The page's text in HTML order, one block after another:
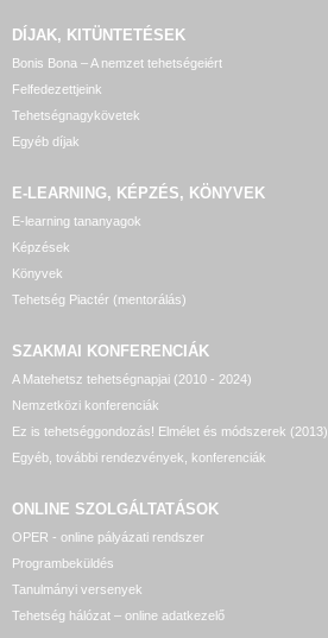
DÍJAK, KITÜNTETÉSEK
Bonis Bona – A nemzet tehetségeiért
Felfedezettjeink
Tehetségnagykövetek
Egyéb díjak
E-LEARNING, KÉPZÉS, KÖNYVEK
E-learning tananyagok
Képzések
Könyvek
Tehetség Piactér (mentorálás)
SZAKMAI KONFERENCIÁK
A Matehetsz tehetségnapjai (2010 - 2024)
Nemzetközi konferenciák
Ez is tehetséggondozás! Elmélet és módszerek (2013)
Egyéb, további rendezvények, konferenciák
ONLINE SZOLGÁLTATÁSOK
OPER - online pályázati rendszer
Programbeküldés
Tanulmányi versenyek
Tehetség hálózat – online adatkezelő